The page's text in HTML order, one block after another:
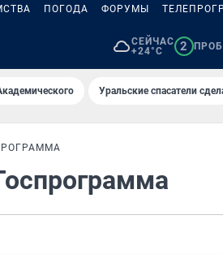
ПОГОДА ФОРУМЫ
СЕЙЧАС
+24°C
2
Уральские спасатели